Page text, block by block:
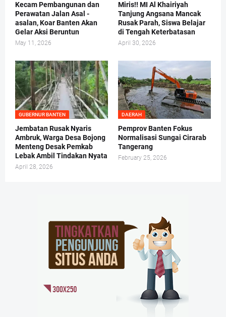
Kecam Pembangunan dan
Perawatan Jalan Asal -
asalan, Koar Banten Akan
Gelar Aksi Beruntun
May 11, 2026
Miris!! MI Al Khairiyah
Tanjung Angsana Mancak
Rusak Parah, Siswa Belajar
di Tengah Keterbatasan
April 30, 2026
GUBERNUR BANTEN
Jembatan Rusak Nyaris
Ambruk, Warga Desa Bojong
Menteng Desak Pemkab
Lebak Ambil Tindakan Nyata
April 28, 2026
DAERAH
Pemprov Banten Fokus
Normalisasi Sungai Cirarab
Tangerang
February 25, 2026